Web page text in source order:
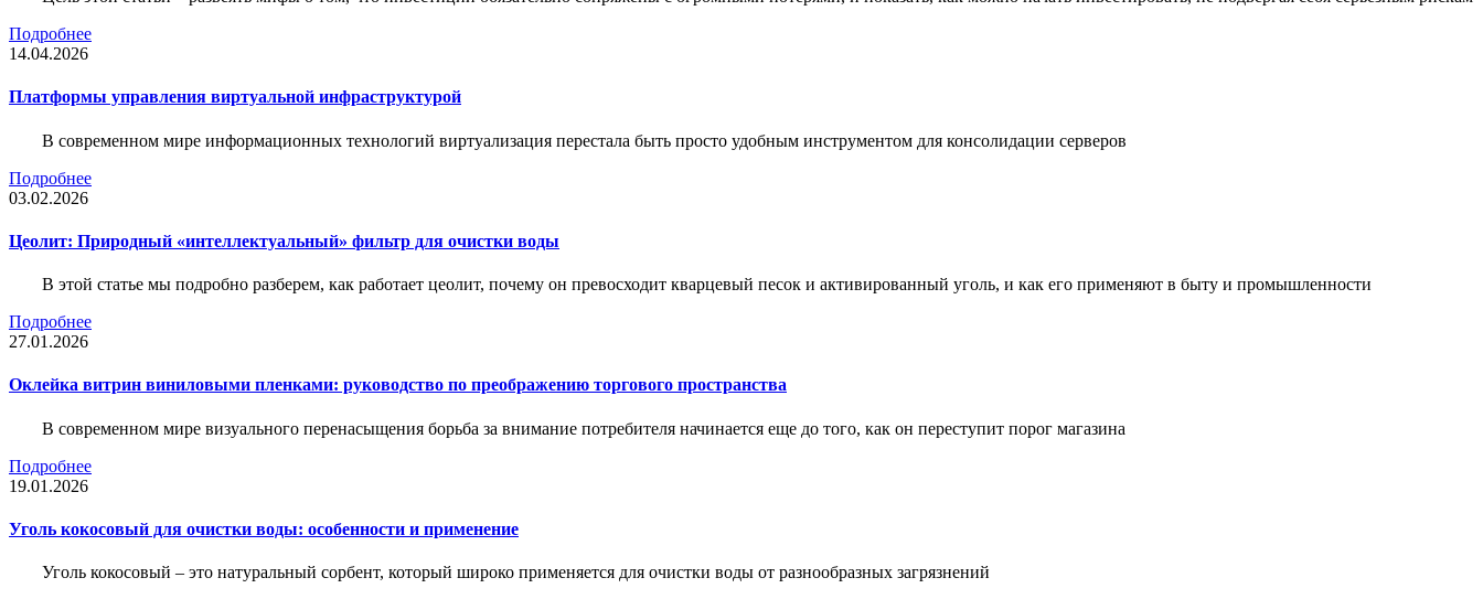
Подробнее
14.04.2026
Платформы управления виртуальной инфраструктурой
В современном мире информационных технологий виртуализация перестала быть просто удобным инструментом для консолидации серверов
Подробнее
03.02.2026
Цеолит: Природный «интеллектуальный» фильтр для очистки воды
В этой статье мы подробно разберем, как работает цеолит, почему он превосходит кварцевый песок и активированный уголь, и как его применяют в быту и промышленности
Подробнее
27.01.2026
Оклейка витрин виниловыми пленками: руководство по преображению торгового пространства
В современном мире визуального перенасыщения борьба за внимание потребителя начинается еще до того, как он переступит порог магазина
Подробнее
19.01.2026
Уголь кокосовый для очистки воды: особенности и применение
Уголь кокосовый – это натуральный сорбент, который широко применяется для очистки воды от разнообразных загрязнений